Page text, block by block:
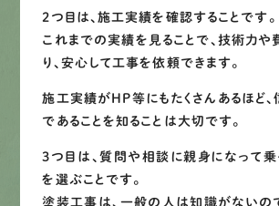
2つ目は、施工実績を確認することです。
これまでの実績を見ることで、技術力や
り、安心して工事を依頼できます。
施工実績がHP等にもたくさんあるほど
であることを知ることは大切です。
3つ目は、質問や相談に親身になって乗
を選ぶことです。
塗装工事は、一般の人は知識がないの